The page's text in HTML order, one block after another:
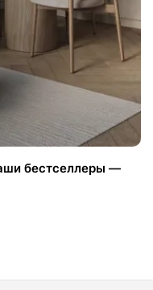
бестселлеры —